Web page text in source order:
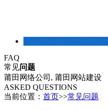
FAQ
常见问题
莆田网络公司, 莆田网站建设
ASKED QUESTIONS
当前位置： 首页>>常见问题